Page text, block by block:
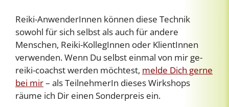
Reiki-AnwenderInnen können diese Technik
sowohl für sich selbst als auch für andere
Menschen, Reiki-KollegInnen oder KlientInnen
verwenden. Wenn Du selbst einmal von mir ge-
reiki-coachst werden möchtest, melde Dich gerne
bei mir– als TeilnehmerIn dieses Wirkshops
räume ich Dir einen Sonderpreis ein.